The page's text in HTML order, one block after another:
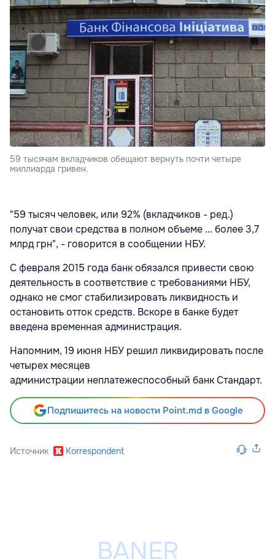
59 тысячам вкладчиков обещают вернуть почти четыре
миллиарда гривен.
"59 тысяч человек, или 92% (вкладчиков - ред.)
получат свои средства в полном объеме ... более 3,7
млрд грн", - говорится в сообщении НБУ.
С февраля 2015 года банк обязался привести свою
деятельность в соответствие с требованиями НБУ,
однако не смог стабилизировать ликвидность и
остановить отток средств. Вскоре в банке будет
введена временная администрация.
Напомним, 19 июня НБУ решил ликвидировать после
четырех месяцев
администрации неплатежеспособный банк Стандарт.
Подпишитесь на новости Point.md в Google
Источник Korrespondent